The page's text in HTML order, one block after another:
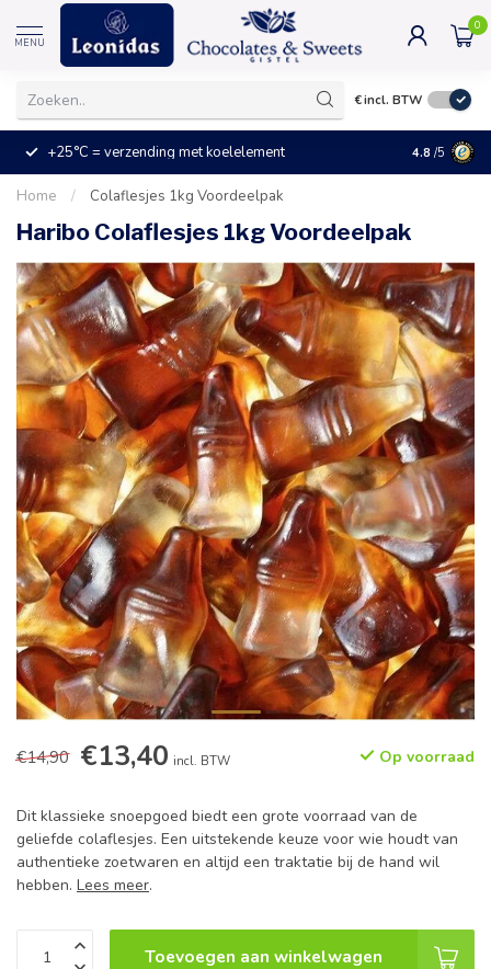
MENU
0
€incl. BTW
+25°C = verzending met koelelement Kleine
4.8 /5
Home / Colaflesjes 1kg Voordeelpak
Haribo Colaflesjes 1kg Voordeelpak
€14,90 €13,40 incl. BTW Op voorraad
Dit klassieke snoepgoed biedt een grote voorraad van de
geliefde colaflesjes. Een uitstekende keuze voor wie houdt van
authentieke zoetwaren en altijd een traktatie bij de hand wil
hebben. Lees meer.
Toevoegen aan winkelwagen